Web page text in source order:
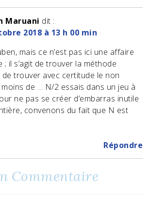
Maruani dit :
2018 à 13 h 00 min
mais ce n’est pas ici une affaire
; il s’agit de trouver la méthode
trouver avec certitude le non
de … N/2 essais dans un jeu à
ne pas se créer d’embarras inutile
convenons du fait que N est
Répondre
Commentaire